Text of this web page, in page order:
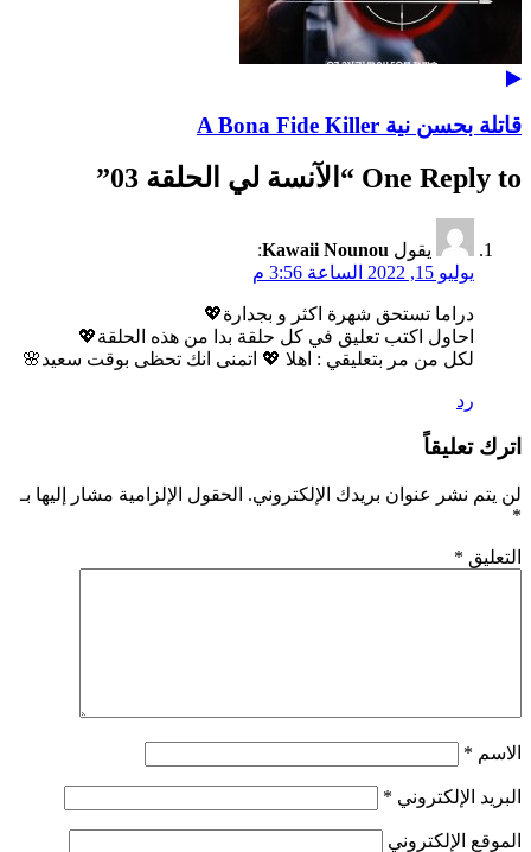
قاتلة بحسن نية A Bona Fide Killer
One Reply to “الآنسة لي الحلقة 03”
يقول Kawaii Nounou
:
يوليو 15, 2022 الساعة 3:56 م
دراما تستحق شهرة اكثر و بجدارة💖
احاول اكتب تعليق في كل حلقة بدا من هذه الحلقة💖
لكل من مر بتعليقي : اهلا 💖 اتمنى انك تحظى بوقت سعيد🌸
رد
اترك تعليقاً
لن يتم نشر عنوان بريدك الإلكتروني. الحقول الإلزامية مشار إليها بـ
*
التعليق *
الاسم *
البريد الإلكتروني *
الموقع الإلكتروني